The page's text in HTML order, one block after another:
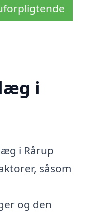
i
i Rårup
såsom
og den